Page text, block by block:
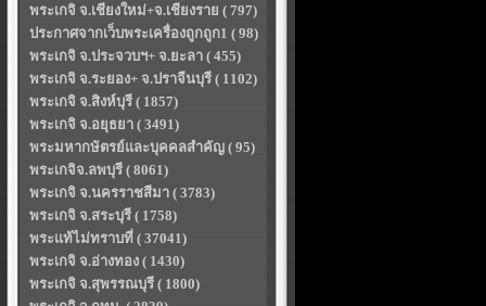
พระเกจิ จ.เชียงใหม่+จ.เชียงราย ( 797)
ประกาศจากเว็บพระเครื่องถูกถูก1 ( 98)
พระเกจิ จ.ประจวบฯ+ จ.ยะลา ( 455)
พระเกจิ จ.ระยอง+ จ.ปราจีนบุรี ( 1102)
พระเกจิ จ.สิงห์บุรี ( 1857)
พระเกจิ จ.อยุธยา ( 3491)
พระมหากษัตรย์และบุคคลสำคัญ ( 95)
พระเกจิจ.ลพบุรี ( 8061)
พระเกจิ จ.นครราชสีมา ( 3783)
พระเกจิ จ.สระบุรี ( 1758)
พระแท้ไม่ทราบที่ ( 37041)
พระเกจิ จ.อ่างทอง ( 1430)
พระเกจิ จ.สุพรรณบุรี ( 1800)